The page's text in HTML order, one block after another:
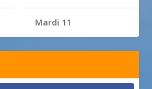
Mardi 11